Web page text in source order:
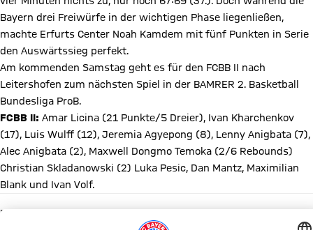
Bayern drei Freiwürfe in der wichtigen Phase liegenließen,
machte Erfurts Center Noah Kamdem mit fünf Punkten in Serie
den Auswärtssieg perfekt.
Am kommenden Samstag geht es für den FCBB II nach
Leitershofen zum nächsten Spiel in der BAMRER 2. Basketball
Bundesliga ProB.
FCBB II: Amar Licina (21 Punkte/5 Dreier), Ivan Kharchenkov
(17), Luis Wulff (12), Jeremia Agyepong (8), Lenny Anigbata (7),
Alec Anigbata (2), Maxwell Dongmo Temoka (2/6 Rebounds)
Christian Skladanowski (2) Luka Pesic, Dan Mantz, Maximilian
Blank und Ivan Volf.
Diesen Artikel teilen